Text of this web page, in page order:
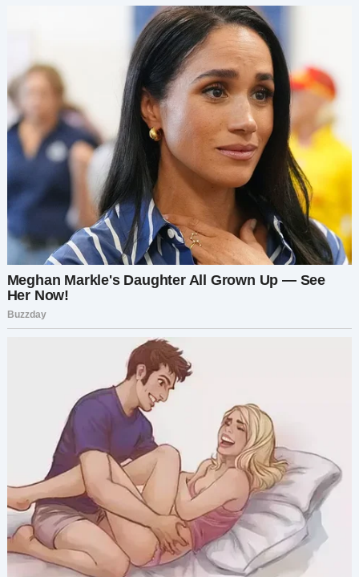
— Всё, что действительно важно, даётся
тяжело, — сказала она. — Но ты заслуживаешь
лучшего.
Её слова запали мне в душу. Я действительно
заслуживала лучшего. Я столько вложила в эти
отношения, а меня в итоге просто вычеркнули.
Пора было взять свою жизнь в свои руки.
Через неделю я усадила Артёма для
серьёзного разговора.
— Нам нужно поговорить о машине, — начала я.
Он тяжело вздохнул, проводя рукой по
волосам:
— Слушай, я понимаю, что ты злишься, но Алине
действительно была нужна машина. У неё
тяжёлые времена, я хотел помочь.
— Я это понимаю, — ответила я спокойно. — Но
ты даже не посоветовался со мной. Просто
принял решение и ожидал, что я с этим
смирюсь. Так партнёрство не работает.
Он открыл рот, чтобы возразить, но я подняла
руку:
— Я ещё не закончила. Я много думала об этом и